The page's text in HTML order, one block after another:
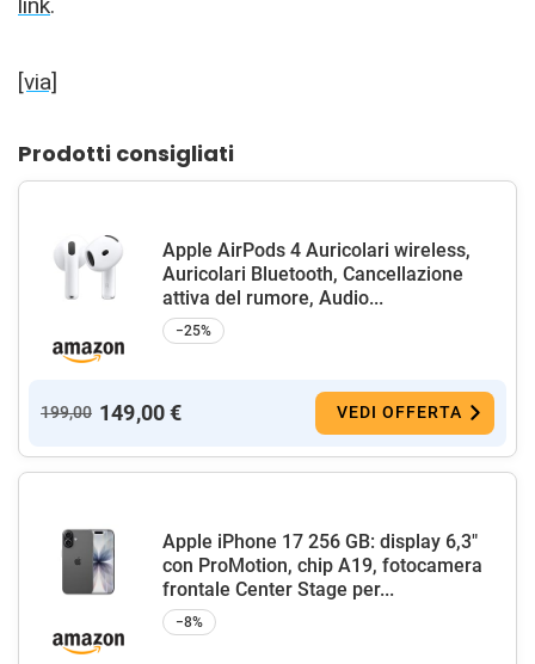
[via]
Prodotti consigliati
Apple AirPods 4 Auricolari wireless,
Auricolari Bluetooth, Cancellazione
attiva del rumore, Audio...
−25%
199,00 149,00 € VEDI OFFERTA
Apple iPhone 17 256 GB: display 6,3"
con ProMotion, chip A19, fotocamera
frontale Center Stage per...
−8%